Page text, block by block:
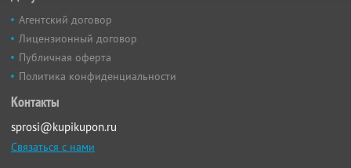
Агентский договор
Лицензионный договор
Публичная оферта
Политика конфиденциальности
Контакты
sprosi@kupikupon.ru
Связаться с нами